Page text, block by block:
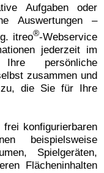
Aufgaben oder
Auswertungen –
itreo®-Webservice
jederzeit im
persönliche
zusammen und
die Sie für Ihre
konfigurierbaren
beispielsweise
Spielgeräten,
Flächeninhalten